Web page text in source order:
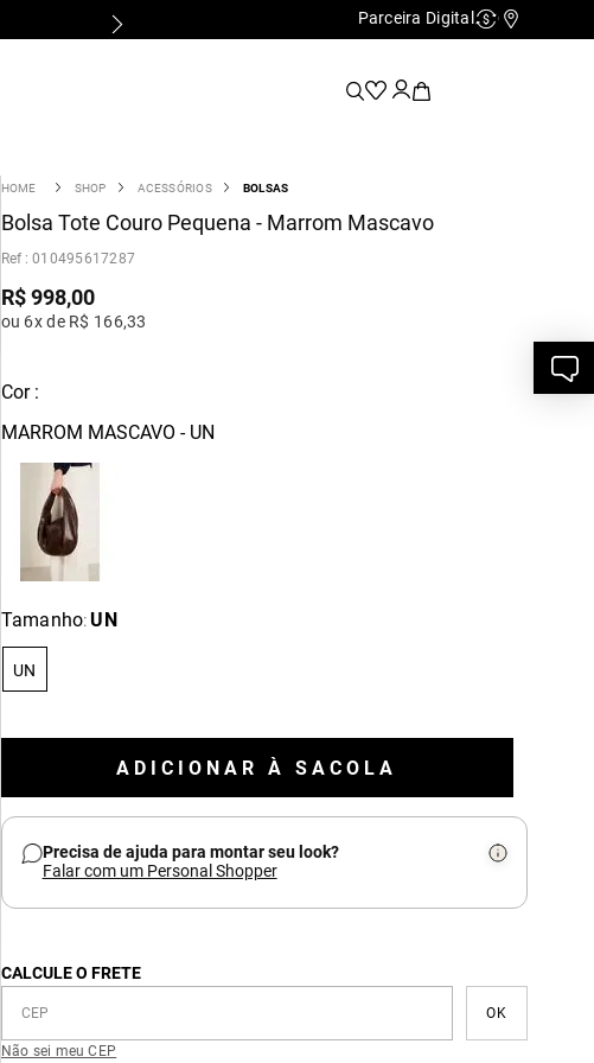
Parceira Digital Cashback
SHOP ACESSÓRIOS BOLSAS
Bolsa Tote Couro Pequena - Marrom Mascavo
:010495617287
R$ 998,00
ou 6x de R$ 166,33
Cor :
MARROM MASCAVO - UN
Tamanho: UN
UN
ADICIONAR À SACOLA
Precisa de ajuda para montar seu look?
Falar com um Personal Shopper
CALCULE O FRETE
Não sei meu CEP